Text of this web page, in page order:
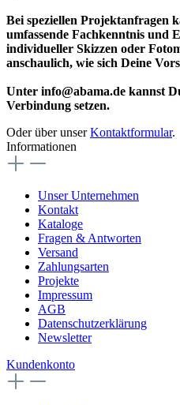
Bei speziellen Projektanfragen
umfassende Fachkenntnis und
individueller Skizzen oder
anschaulich, wie sich Deine
Unter info@abama.de kannst
Verbindung setzen.
Oder über unserKontaktformular.
Informationen
Unser Unternehmen
Kontakt
Kataloge
Fragen & Antworten
Versand
Zahlungsarten
Projekte
Impressum
AGB
Datenschutzerklärung
Newsletter
Kundenkonto